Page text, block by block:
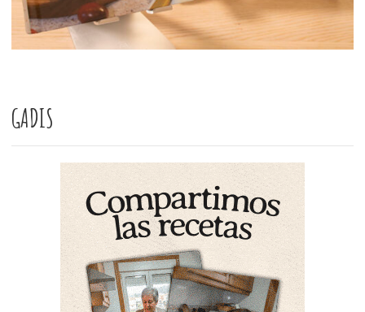
GADIS